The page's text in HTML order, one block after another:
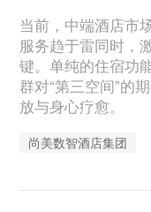
当前，中端酒店市
服务趋于雷同时，
键。单纯的住宿功
群对“第三空间”的
放与身心疗愈。
尚美数智酒店集团